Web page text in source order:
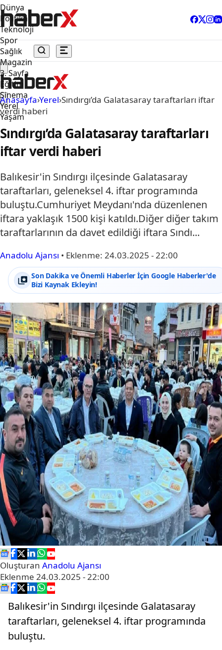
Dünya
Politika
Teknoloji
Spor
Sağlık
Magazin
3. Sayfa
Eğitim
Sinema
Yerel
Yaşam
Anasayfa›Yerel›Sındırgı’da Galatasaray taraftarları iftar
verdi haberi
Sındırgı’da Galatasaray taraftarları
iftar verdi haberi
Balıkesir'in Sındırgı ilçesinde Galatasaray
taraftarları, geleneksel 4. iftar programında
buluştu.Cumhuriyet Meydanı'nda düzenlenen
iftara yaklaşık 1500 kişi katıldı.Diğer diğer takım
taraftarlarının da davet edildiği iftara Sındı...
Anadolu Ajansı • Eklenme: 24.03.2025 - 22:00
Son Dakika ve Önemli Haberler İçin Google Haberler'de
Bizi Kaynak Ekleyin!
Oluşturan Anadolu Ajansı
Eklenme 24.03.2025 - 22:00
Balıkesir'in Sındırgı ilçesinde Galatasaray
taraftarları, geleneksel 4. iftar programında
buluştu.